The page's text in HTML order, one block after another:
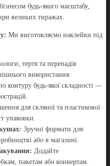
будь-якого масштабу,
великих тиражах.
Ми виготовляємо наклейки під
тертя та перепадів
використання.
контуру будь-якої складності —
для скляної та пластикової
упаковки.
Зручні формати для
або в магазині.
Додайте
пакетам або конвертам.